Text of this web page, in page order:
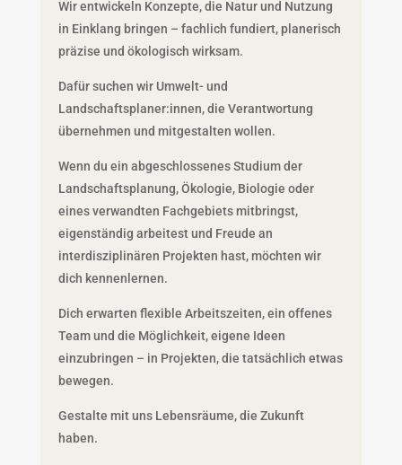
Wir entwickeln Konzepte, die Natur und Nutzung
in Einklang bringen – fachlich fundiert, planerisch
präzise und ökologisch wirksam.
Dafür suchen wir Umwelt- und
Landschaftsplaner:innen, die Verantwortung
übernehmen und mitgestalten wollen.
Wenn du ein abgeschlossenes Studium der
Landschaftsplanung, Ökologie, Biologie oder
eines verwandten Fachgebiets mitbringst,
eigenständig arbeitest und Freude an
interdisziplinären Projekten hast, möchten wir
dich kennenlernen.
Dich erwarten flexible Arbeitszeiten, ein offenes
Team und die Möglichkeit, eigene Ideen
einzubringen – in Projekten, die tatsächlich etwas
bewegen.
Gestalte mit uns Lebensräume, die Zukunft
haben.